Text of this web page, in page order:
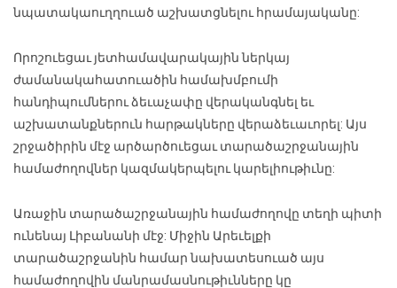
նպատակաուղղուած աշխատցնելու հրամայականը:
Որոշուեցաւ յետհամավարակային ներկայ
ժամանակահատուածին համախմբումի
հանդիպումներու ձեւաչափը վերականգնել եւ
աշխատանքներուն հարթակները վերաձեւաւորել: Այս
շրջածիրին մէջ արծարծուեցաւ տարածաշրջանային
համաժողովներ կազմակերպելու կարելիութիւնը:
Առաջին տարածաշրջանային համաժողովը տեղի պիտի
ունենայ Լիբանանի մէջ: Միջին Արեւելքի
տարածաշրջանին համար նախատեսուած այս
համաժողովին մանրամասնութիւնները կը